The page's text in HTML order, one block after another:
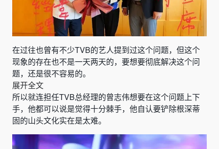
在过往也曾有不少TVB的艺人提到过这个问题，但这个
现象的存在也不是一天两天的，要想要彻底解决这个问
题，还是很不容易的。
展开全文
所以就连担任TVB总经理的曾志伟想要在这个问题上下
手，他都可以说是觉得十分棘手，他自认要铲除根深蒂
固的山头文化实在是太难。